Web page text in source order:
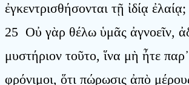
ἐγκεντρισθήσονται τῇ ἰδίᾳ ἐλαίᾳ;
25 Οὐ γὰρ θέλω ὑμᾶς ἀγνοεῖν,
μυστήριον τοῦτο, ἵνα μὴ ἦτε
φρόνιμοι, ὅτι πώρωσις ἀπὸ